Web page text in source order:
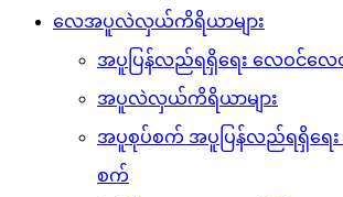
လေအပူလဲလှယ်ကိရိယာများ
အပူပြန်လည်ရရှိရေး လေဝင်
အပူလဲလှယ်ကိရိယာများ
အပူစုပ်စက် အပူပြန်လည်ရရှိရ
စက်